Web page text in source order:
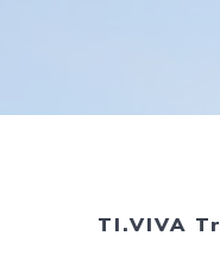
TI.VIVA